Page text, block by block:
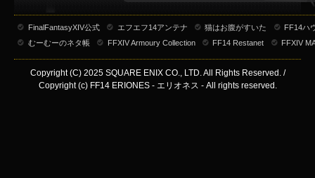
FinalFantasyXIV公式 エフエフ14アンテナ 猫はお腹がすいた
FF14ハ
むーむーのネタ帳
FFXIV Armoury Collection FF14 Restanet FFXIV
Copyright (C) 2025 SQUARE ENIX CO., LTD. All Rights Reserved. /
Copyright (c) FF14 ERIONES - エリオネス - All rights reserved.